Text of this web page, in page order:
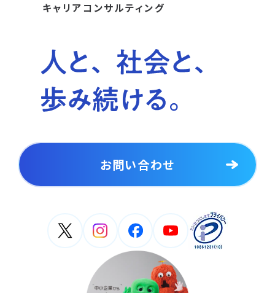
キャリアコンサルティング
お問い合わせ